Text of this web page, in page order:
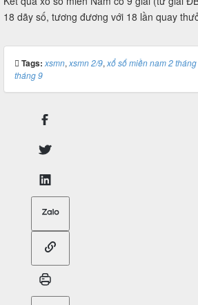
18 dãy số, tương đương với 18 lần quay
Tags: xsmn, xsmn 2/9, xổ số miền nam 2
tháng 9